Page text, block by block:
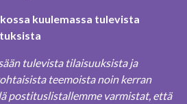
kuulemassa tulevista
tulevista tilaisuuksista ja
teemoista noin kerran
postituslistallemme varmistat, että